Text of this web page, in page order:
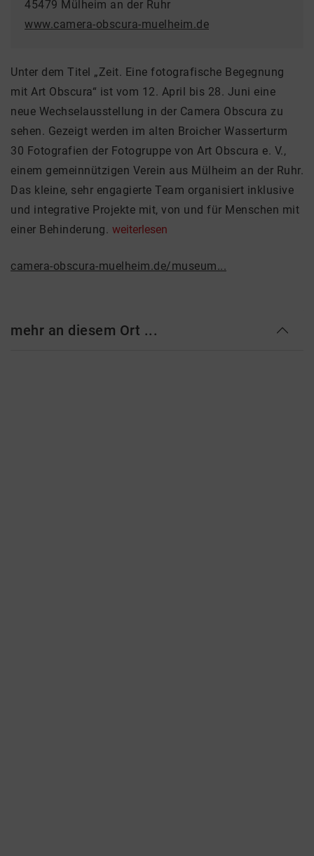
45479 Mülheim an der Ruhr
www.camera-obscura-muelheim.de
Unter dem Titel „Zeit. Eine fotografische Begegnung
mit Art Obscura“ ist vom 12. April bis 28. Juni eine
neue Wechselausstellung in der Camera Obscura zu
sehen. Gezeigt werden im alten Broicher Wasserturm
30 Fotografien der Fotogruppe von Art Obscura e. V.,
einem gemeinnützigen Verein aus Mülheim an der Ruhr.
Das kleine, sehr engagierte Team organisiert inklusive
und integrative Projekte mit, von und für Menschen mit
einer Behinderung. weiterlesen
camera-obscura-muelheim.de/museum...
mehr an diesem Ort ...